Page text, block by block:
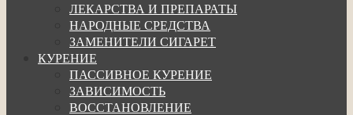
ЛЕКАРСТВА И ПРЕПАРАТЫ
НАРОДНЫЕ СРЕДСТВА
ЗАМЕНИТЕЛИ СИГАРЕТ
КУРЕНИЕ
ПАССИВНОЕ КУРЕНИЕ
ЗАВИСИМОСТЬ
ВОССТАНОВЛЕНИЕ